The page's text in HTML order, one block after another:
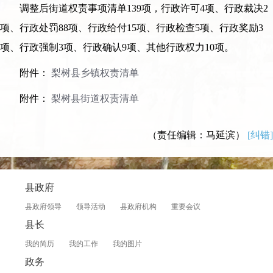
调整后街道权责事项清单139项，行政许可4项、行政裁决2
项、行政处罚88项、行政给付15项、行政检查5项、行政奖励3
项、行政强制3项、行政确认9项、其他行政权力10项。
附件： 梨树县乡镇权责清单
附件： 梨树县街道权责清单
（责任编辑：马延滨） [纠错]
县政府
县政府领导 领导活动 县政府机构 重要会议
县长
我的简历 我的工作 我的图片
政务